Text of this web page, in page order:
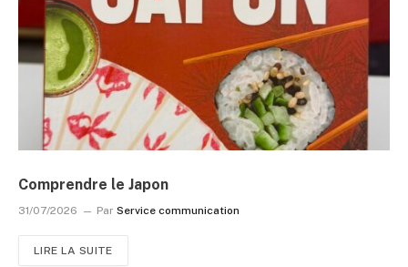
Comprendre le Japon
31/07/2026 Par Service communication
LIRE LA SUITE